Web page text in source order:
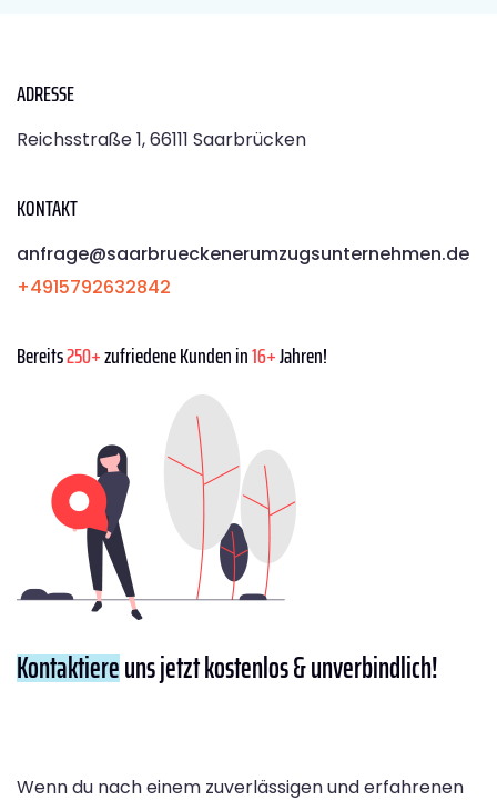
ADRESSE
Reichsstraße 1, 66111 Saarbrücken
KONTAKT
anfrage@saarbrueckenerumzugsunternehmen.de
+4915792632842
Bereits250+zufriedene Kunden in16+Jahren!
Kontaktiereuns jetzt kostenlos & unverbindlich!
Wenn du nach einem zuverlässigen und erfahrenen